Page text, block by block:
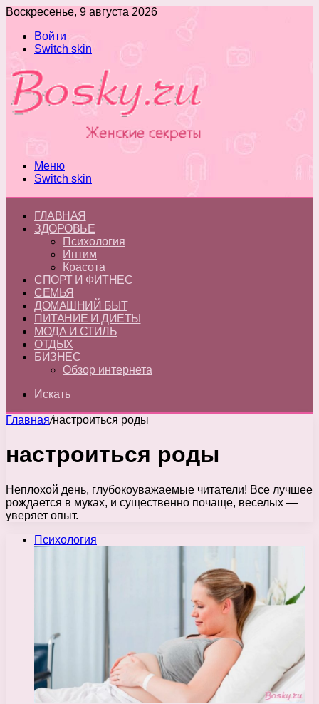
Воскресенье, 9 августа 2026
Войти
Switch skin
Меню
Switch skin
ГЛАВНАЯ
ЗДОРОВЬЕ
Психология
Интим
Красота
СПОРТ И ФИТНЕС
СЕМЬЯ
ДОМАШНИЙ БЫТ
ПИТАНИЕ И ДИЕТЫ
МОДА И СТИЛЬ
ОТДЫХ
БИЗНЕС
Обзор интернета
Искать
Главная/настроиться роды
настроиться роды
Неплохой день, глубокоуважаемые читатели! Все лучшее
рождается в муках, и существенно почаще, веселых —
уверяет опыт.
Психология